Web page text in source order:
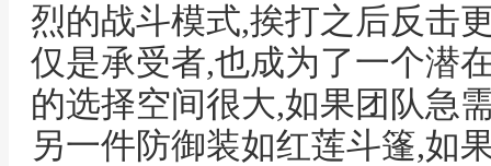
烈的战斗模式,挨打之后反击
仅是承受者,也成为了一个潜
的选择空间很大,如果团队急
另一件防御装如红莲斗篷,如